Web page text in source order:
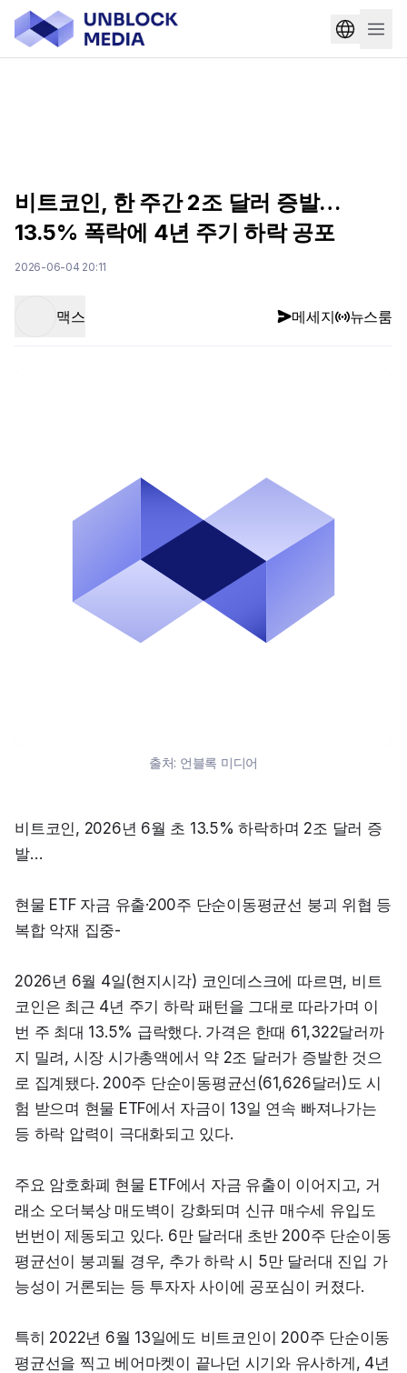
비트코인, 한 주간 2조 달러 증발…
13.5% 폭락에 4년 주기 하락 공포
2026-06-04 20:11
맥스 메세지 뉴스룸
출처: 언블록 미디어
비트코인, 2026년 6월 초 13.5% 하락하며 2조 달러 증
발…
현물 ETF 자금 유출·200주 단순이동평균선 붕괴 위협 등
복합 악재 집중-
2026년 6월 4일(현지시각) 코인데스크에 따르면, 비트
코인은 최근 4년 주기 하락 패턴을 그대로 따라가며 이
번 주 최대 13.5% 급락했다. 가격은 한때 61,322달러까
지 밀려, 시장 시가총액에서 약 2조 달러가 증발한 것으
로 집계됐다. 200주 단순이동평균선(61,626달러)도 시
험 받으며 현물 ETF에서 자금이 13일 연속 빠져나가는
등 하락 압력이 극대화되고 있다.
주요 암호화폐 현물 ETF에서 자금 유출이 이어지고, 거
래소 오더북상 매도벽이 강화되며 신규 매수세 유입도
번번이 제동되고 있다. 6만 달러대 초반 200주 단순이동
평균선이 붕괴될 경우, 추가 하락 시 5만 달러대 진입 가
능성이 거론되는 등 투자자 사이에 공포심이 커졌다.
특히 2022년 6월 13일에도 비트코인이 200주 단순이동
평균선을 찍고 베어마켓이 끝나던 시기와 유사하게, 4년